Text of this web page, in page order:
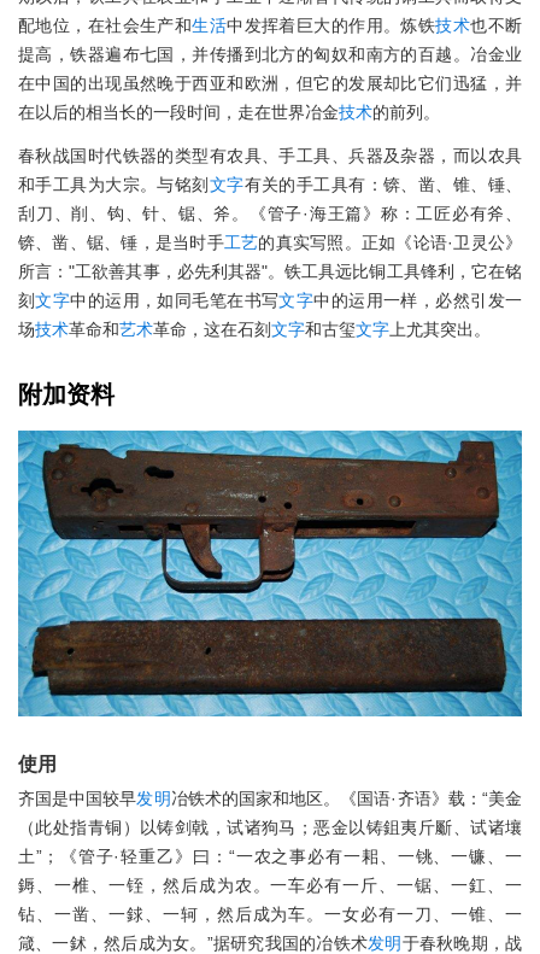
配地位，在社会生产和生活中发挥着巨大的作用。炼铁技术也不断
提高，铁器遍布七国，并传播到北方的匈奴和南方的百越。冶金业
在中国的出现虽然晚于西亚和欧洲，但它的发展却比它们迅猛，并
在以后的相当长的一段时间，走在世界冶金技术的前列。
春秋战国时代铁器的类型有农具、手工具、兵器及杂器，而以农具
和手工具为大宗。与铭刻 文字有关的手工具有：锛、凿、锥、锤、
刮刀、削、钩、针、锯、斧。《管子·海王篇》称：工匠必有斧、
锛、凿、锯、锤，是当时手工艺的真实写照。正如《论语·卫灵公》
所言："工欲善其事，必先利其器"。铁工具远比铜工具锋利，它在铭
刻文字中的运用，如同毛笔在书写文字中的运用一样，必然引发一
场技术革命和艺术革命，这在石刻文字和古玺文字 上尤其突出。
附加资料
使用
齐国是中国较早发明冶铁术的国家和地区。《国语·齐语》载：“美金
（此处指青铜）以铸剑戟，试诸狗马；恶金以铸鉏夷斤斸、试诸壤
土”；《管子·轻重乙》曰：“一农之事必有一耜、一铫、一镰、一
鎒、一椎、一铚，然后成为农。一车必有一斤、一锯、一釭、一
钻、一凿、一銶、一轲，然后成为车。一女必有一刀、一锥、一
箴、一鉥，然后成为女。”据研究我国的冶铁术发明于春秋晚期，战